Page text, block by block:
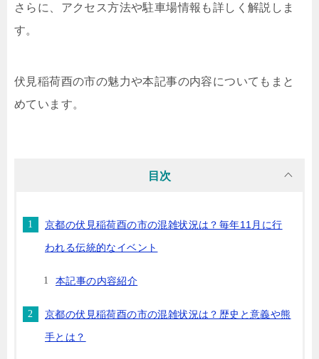
さらに、アクセス方法や駐車場情報も詳しく解説しま
す。
伏見稲荷酉の市の魅力や本記事の内容についてもまと
めています。
目次
京都の伏見稲荷酉の市の混雑状況は？毎年11月に行
われる伝統的なイベント
本記事の内容紹介
京都の伏見稲荷酉の市の混雑状況は？歴史と意義や熊
手とは？